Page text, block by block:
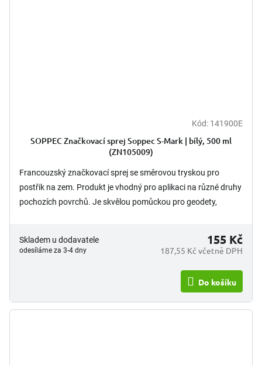
Kód: 141900E
SOPPEC Značkovací sprej Soppec S-Mark | bílý, 500 ml
(ZN105009)
Francouzský značkovací sprej se směrovou tryskou pro
postřik na zem. Produkt je vhodný pro aplikaci na různé druhy
pochozích povrchů. Je skvělou pomůckou pro geodety,
Skladem u dodavatele
odesíláme za 3-4 dny 187,55 Kč včetně DPH
155 Kč
Do košíku